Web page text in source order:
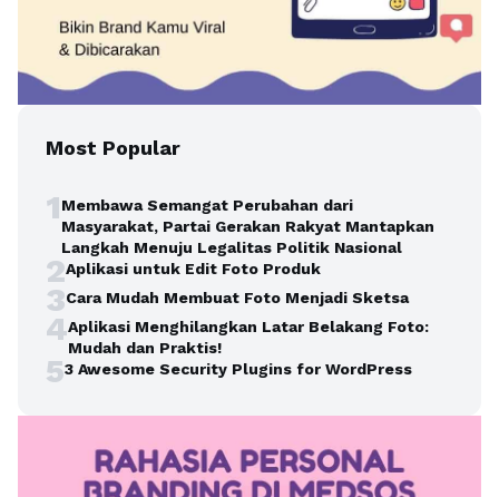
Most Popular
1Membawa Semangat Perubahan dari
Masyarakat, Partai Gerakan Rakyat Mantapkan
Langkah Menuju Legalitas Politik Nasional
2Aplikasi untuk Edit Foto Produk
3Cara Mudah Membuat Foto Menjadi Sketsa
4Aplikasi Menghilangkan Latar Belakang Foto:
Mudah dan Praktis!
53 Awesome Security Plugins for WordPress